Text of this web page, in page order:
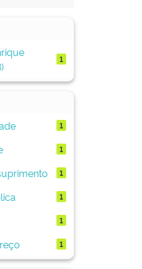
1
1
1
1
1
1
1